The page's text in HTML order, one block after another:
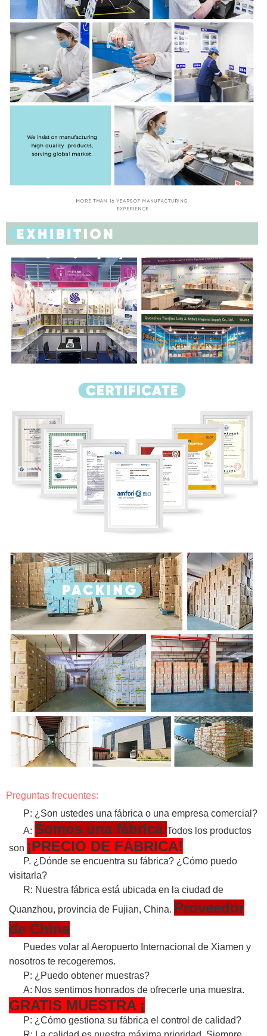
Preguntas frecuentes:
P: ¿Son ustedes una fábrica o una empresa comercial?
A: Somos una fábrica Todos los productos
son ¡PRECIO DE FÁBRICA!
P. ¿Dónde se encuentra su fábrica? ¿Cómo puedo
visitarla?
R: Nuestra fábrica está ubicada en la ciudad de
Quanzhou, provincia de Fujian, China. Proveedor
de China
Puedes volar al Aeropuerto Internacional de Xiamen y
nosotros te recogeremos.
P: ¿Puedo obtener muestras?
A: Nos sentimos honrados de ofrecerle una muestra.
GRATIS MUESTRA ¡
P: ¿Cómo gestiona su fábrica el control de calidad?